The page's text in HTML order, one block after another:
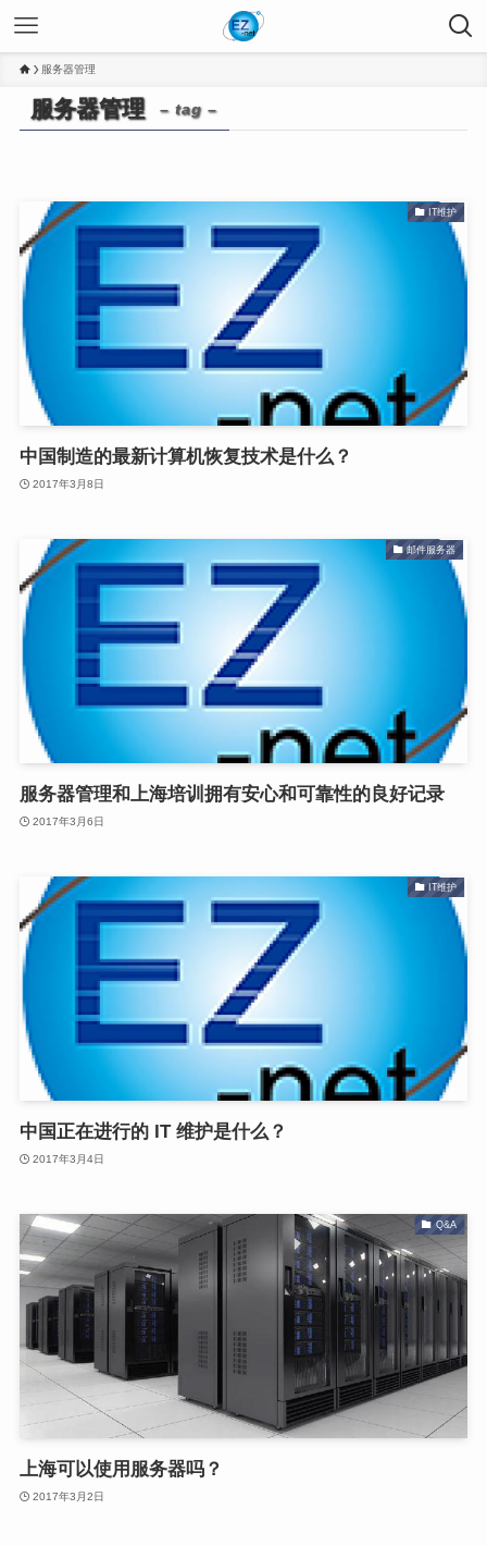
服务器管理
服务器管理 – tag –
IT维护
中国制造的最新计算机恢复技术是什么？
2017年3月8日
邮件服务器
服务器管理和上海培训拥有安心和可靠性的良好记录
2017年3月6日
IT维护
中国正在进行的 IT 维护是什么？
2017年3月4日
Q&A
上海可以使用服务器吗？
2017年3月2日